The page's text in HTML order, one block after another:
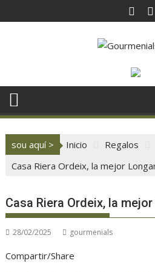
al
sou aquí > Inicio
Regalos
Casa Riera Ordeix, la mejor
Casa Riera Ordeix, la
28/02/2025 gourmenials
Compartir/Share